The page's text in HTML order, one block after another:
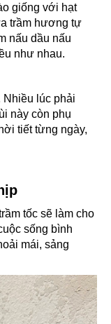
giống với hạt
trầm hương tự
nấu dầu nấu
như nhau.
Nhiều lúc phải
này còn phụ
tiết từng ngày,
tốc sẽ làm cho
sống bình
mái, sảng